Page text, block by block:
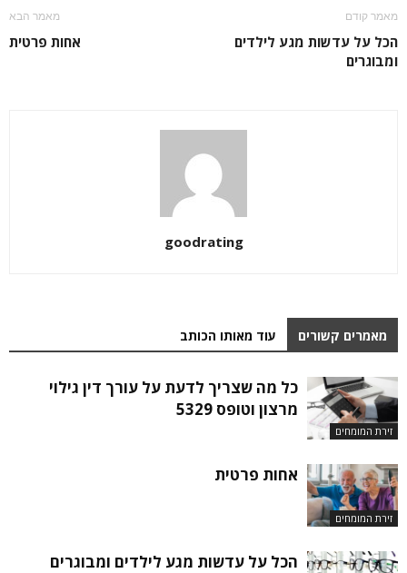
מאמר קודם
הכל על עדשות מגע לילדים
ומבוגרים
מאמר הבא
אחות פרטית
goodrating
מאמרים קשורים עוד מאותו הכותב
זירת המומחים
כל מה שצריך לדעת על עורך דין גילוי
מרצון וטופס 5329
זירת המומחים
אחות פרטית
הכל על עדשות מגע לילדים ומבוגרים